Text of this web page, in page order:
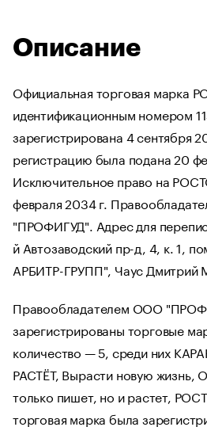
Описание
Официальная торговая марка
идентификационным номером
зарегистрирована 4 сентября
регистрацию была подана 20
Исключительное право на
февраля 2034 г.
"ПРОФИГУД". Адрес для
й Автозаводский пр-д, 4, к. 1,
АРБИТР-ГРУПП", Чаус Дмитрий
Правообладателем ООО
зарегистрированы торговые
количество — 5, среди них
РАСТЁТ, Вырасти новую жизнь,
только пишет, но и растет,
торговая марка была